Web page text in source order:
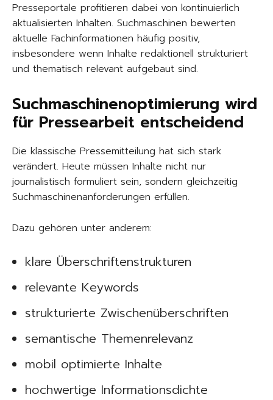
Presseportale profitieren dabei von kontinuierlich
aktualisierten Inhalten. Suchmaschinen bewerten
aktuelle Fachinformationen häufig positiv,
insbesondere wenn Inhalte redaktionell strukturiert
und thematisch relevant aufgebaut sind.
Suchmaschinenoptimierung wird
für Pressearbeit entscheidend
Die klassische Pressemitteilung hat sich stark
verändert. Heute müssen Inhalte nicht nur
journalistisch formuliert sein, sondern gleichzeitig
Suchmaschinenanforderungen erfüllen.
Dazu gehören unter anderem:
klare Überschriftenstrukturen
relevante Keywords
strukturierte Zwischenüberschriften
semantische Themenrelevanz
mobil optimierte Inhalte
hochwertige Informationsdichte